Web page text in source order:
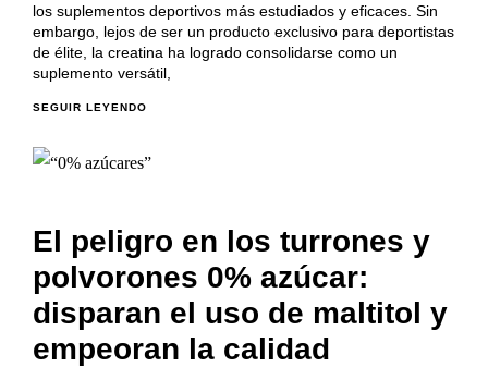
los suplementos deportivos más estudiados y eficaces. Sin
embargo, lejos de ser un producto exclusivo para deportistas
de élite, la creatina ha logrado consolidarse como un
suplemento versátil,
SEGUIR LEYENDO
El peligro en los turrones y
polvorones 0% azúcar:
disparan el uso de maltitol y
empeoran la calidad